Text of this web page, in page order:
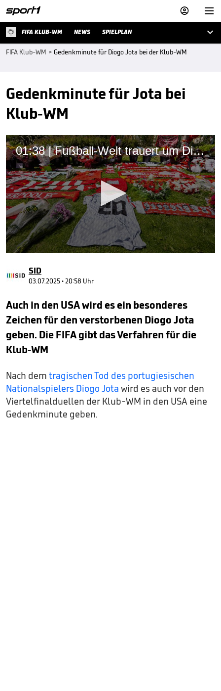


FIFA KLUB-WM NEWS SPIELPLAN 
FIFA Klub-WM > Gedenkminute für Diogo Jota bei der Klub-WM
Gedenkminute für Jota bei
Klub-WM
01:38 | Fußball-Welt trauert um Diogo Jota - die Reaktionen zum Tod
of
1
seconds
SID
03.07.2025 • 20:58 Uhr
Auch in den USA wird es ein besonderes
Zeichen für den verstorbenen Diogo Jota
geben. Die FIFA gibt das Verfahren für die
Klub-WM
Nach dem tragischen Tod des portugiesischen
Nationalspielers Diogo Jota wird es auch vor den
Viertelfinalduellen der Klub-WM in den USA eine
Gedenkminute geben.